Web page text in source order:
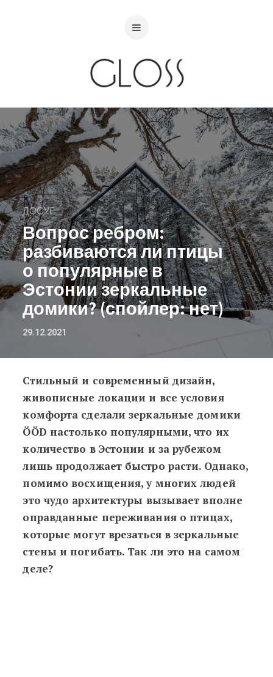
ДОСУГ
Вопрос ребром:
разбиваются ли птицы
о популярные в
Эстонии зеркальные
домики? (спойлер: нет)
29.12.2021
Вопрос ребром: разбиваются ли
Стильный и современный дизайн,
живописные локации и все условия
комфорта сделали зеркальные домики
ÖÖD настолько популярными, что их
количество в Эстонии и за рубежом
лишь продолжает быстро расти. Однако,
помимо восхищения, у многих людей
это чудо архитектуры вызывает вполне
оправданные переживания о птицах,
которые могут врезаться в зеркальные
стены и погибать. Так ли это на самом
деле?